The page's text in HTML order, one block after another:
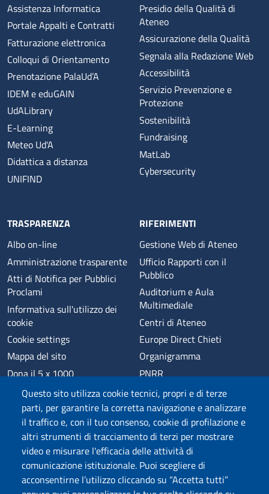
Questo sito utilizza cookie tecnici, propri e di terze
parti, per garantire la corretta navigazione e analizzare
il traffico e, con il tuo consenso, cookie di profilazione e
altri strumenti di tracciamento di terzi per mostrare
video e misurare l'efficacia delle attività di
comunicazione istituzionale. Puoi scegliere di
acconsentirne l’utilizzo cliccando su “Accetta tutti”
Assistenza Informatica
Portale Appalti e Contratti
Fatturazione elettronica
Colloqui di Orientamento
Prenotazione PalaUd’A
IDEM e eduGAIN
UdALibrary
E-Learning
Meteo Ud'A
Didattica a distanza
UNIFIND
Presidio della Qualità di
Ateneo
Assicurazione della Qualità
Segnala alla Redazione Web
Accessibilità
Servizio Prevenzione e
Protezione
Sostenibilità
Fundraising
MatLab
Cybersecurity
TRASPARENZA
Albo on-line
Amministrazione trasparente
Atti di Notifica per Pubblici
Proclami
Informativa sull'utilizzo dei
cookie
Cookie settings
Mappa del sito
Dona il 5 x 1000
Phishing
Privacy
RIFERIMENTI
Gestione Web di Ateneo
Ufficio Rapporti con il
Pubblico
Auditorium e Aula
Multimediale
Centri di Ateneo
Europe Direct Chieti
Organigramma
PNRR
Alumni
Sede di Chieti
Sede di Pescara
Credits
Wi-Fi di Ateneo
App